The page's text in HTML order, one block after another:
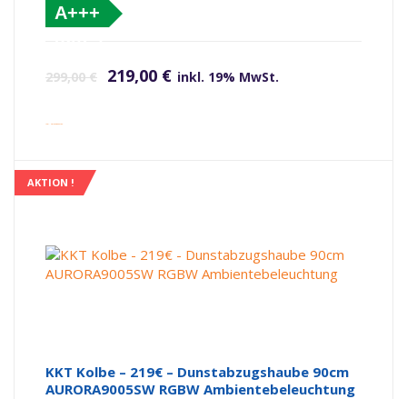
A+++
299,00€ 219,00 € inkl. 19% MwSt.
inkl. Versandkosten
AKTION !
KKT Kolbe – 219€ – Dunstabzugshaube 90cm
AURORA9005SW RGBW Ambientebeleuchtung